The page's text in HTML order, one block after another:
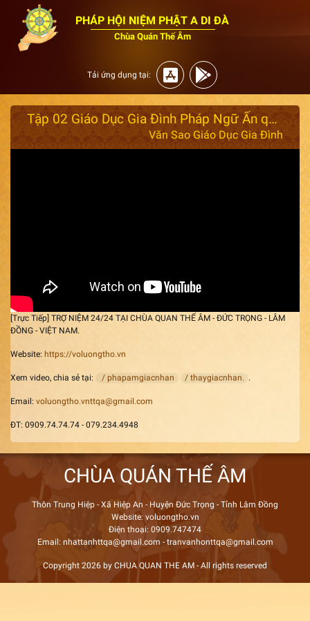
PHÁP HỘI NIỆM PHẬT A DI ĐÀ
Chùa Quán Thế Âm
Tải ứng dụng tại:
Tập 02 Giáo Dục Gia Đình Pháp Ngữ Ấn quang Đại Sư Tập 02
Văn Sao Giáo Dục Gia Đình
[Trực Tiếp] TRỢ NIỆM 24/24 TẠI CHÙA QUAN THẾ ÂM - ĐỨC TRỌNG - LÂM
ĐỒNG - VIỆT NAM.
Website: https://voluongtho.vn
Xem video, chia sẻ tại: / phapamgiacnhan / thaygiacnhan. .
Email: voluongtho.vnttqa@gmail.com
ĐT: 0909.74.74.74 - 079.234.4948
CHÙA QUÁN THẾ ÂM
Thôn Trung Hiệp - Xã Hiệp An - Huyện Đức Trọng - Tỉnh Lâm Đồng
Website: voluongtho.vn
Điện thoại: 0909.747474
Email: nhattanhttqa@gmail.com - tranvanhonttqa@gmail.com
Copyright 2026 by CHUA QUAN THE AM - All rights reserved